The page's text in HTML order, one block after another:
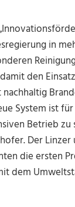
in
den
System ist
Betrieb
Der
die ersten
dem